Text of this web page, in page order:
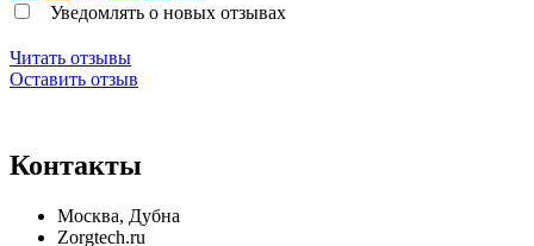
Уведомлять о новых отзывах
Читать отзывы
Оставить отзыв
Контакты
Москва, Дубна
Zorgtech.ru